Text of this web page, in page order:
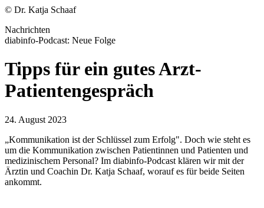
© Dr. Katja Schaaf
Nachrichten
diabinfo-Podcast: Neue Folge
Tipps für ein gutes Arzt-
Patientengespräch
24. August 2023
„Kommunikation ist der Schlüssel zum Erfolg". Doch wie steht es
um die Kommunikation zwischen Patientinnen und Patienten und
medizinischem Personal? Im diabinfo-Podcast klären wir mit der
Ärztin und Coachin Dr. Katja Schaaf, worauf es für beide Seiten
ankommt.